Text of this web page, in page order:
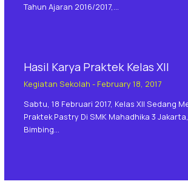
Tahun Ajaran 2016/2017,…
Hasil Karya Praktek Kelas XII
Kegiatan Sekolah - February 18, 2017
Sabtu, 18 Februari 2017, Kelas XII Sedang
Praktek Pastry Di SMK Mahadhika 3
Bimbing…